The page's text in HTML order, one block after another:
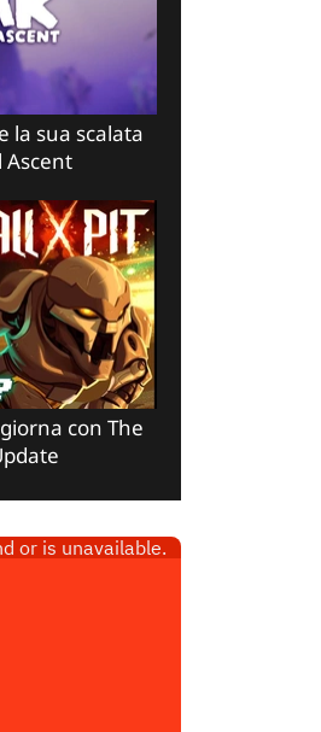
la sua scalata
Ascent
con The